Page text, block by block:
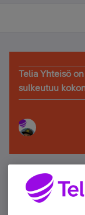
Telia Yhteisö
sulkeutuu
Älä jää